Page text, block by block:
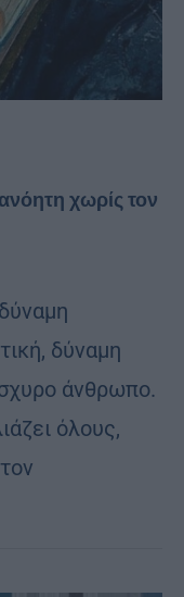
χωρίς τον
δύναμη
άνθρωπο.
όλους,